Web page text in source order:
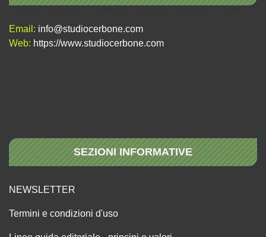
Email: info@studiocerbone.com
Web: https://www.studiocerbone.com
SEZIONI INFORMATIVE
NEWSLETTER
Termini e condizioni d'uso